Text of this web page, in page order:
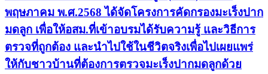
พฤษภาคม พ.ศ.2568 ได้จัดโครงการคัดกรองมะเร็งปาก
มดลูก เพื่อให้อสม.ที่เข้าอบรมได้รับความรู้ และวิธีการ
ตรวจที่ถูกต้อง และนำไปใช้ในชีวิตจริงเพื่อไปเผยแพร่
ให้กับชาวบ้านที่ต้องการตรวจมะเร็งปากมดลูกด้วย